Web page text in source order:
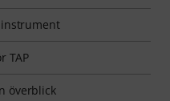
TAP
överblick